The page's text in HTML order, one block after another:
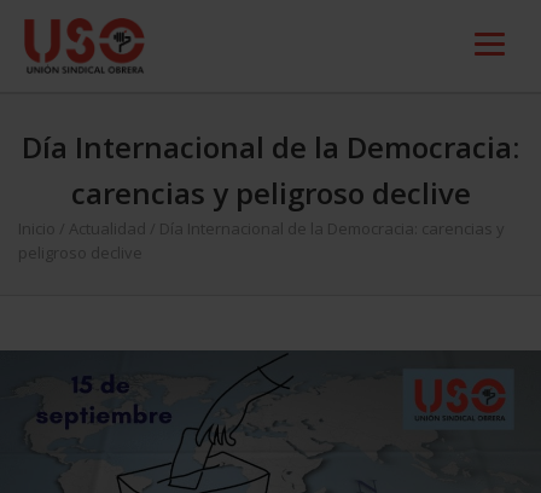
Día Internacional de la Democracia:
carencias y peligroso declive
Inicio Actualidad
Día Internacional de la Democracia: carencias y
peligroso declive